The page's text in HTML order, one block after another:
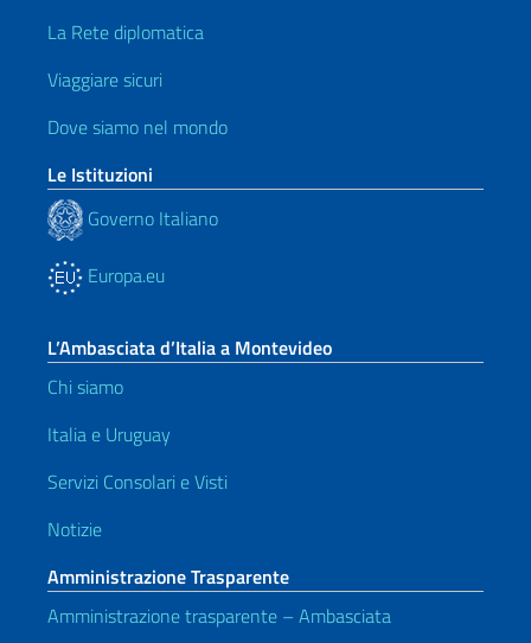
La Rete diplomatica
Viaggiare sicuri
Dove siamo nel mondo
Le Istituzioni
Governo Italiano
Europa.eu
L’Ambasciata d’Italia a Montevideo
Chi siamo
Italia e Uruguay
Servizi Consolari e Visti
Notizie
Amministrazione Trasparente
Amministrazione trasparente – Ambasciata